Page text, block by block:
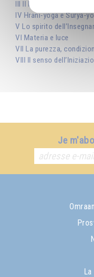
III Il lavoro alla Scuola
IV Hrani-yoga e Surya-
V Lo spirito
VI Materia e luce
VII La purezza,
VIII Il senso
Je